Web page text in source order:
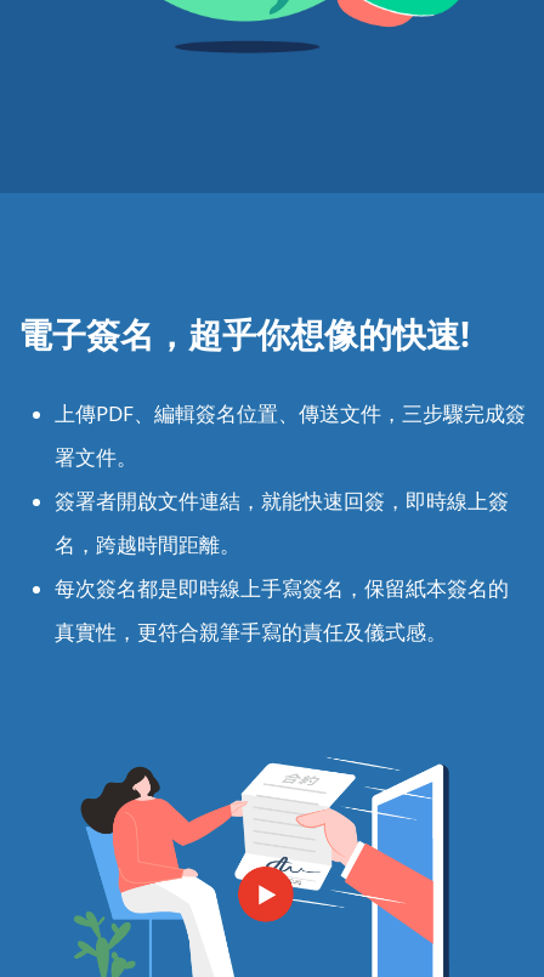
電子簽名，超乎你想像的快速!
上傳PDF、編輯簽名位置、傳送文件，三步驟完成簽
署文件。
簽署者開啟文件連結，就能快速回簽，即時線上簽
名，跨越時間距離。
每次簽名都是即時線上手寫簽名，保留紙本簽名的
真實性，更符合親筆手寫的責任及儀式感。